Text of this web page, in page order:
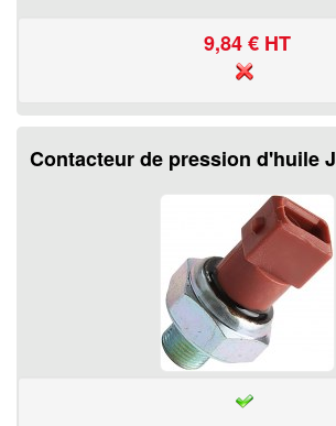
9,84€ HT
Contacteur de pression d'huile